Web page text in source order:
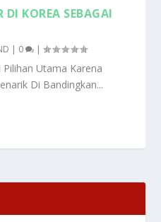
DI KOREA SEBAGAI
| 0 |
Utama Karena
Di Bandingkan...